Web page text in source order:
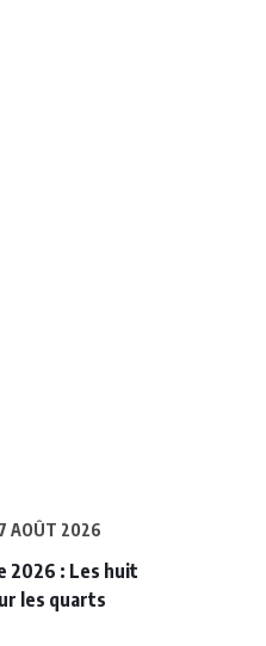
7 AOÛT 2026
2026 : Les huit
les quarts